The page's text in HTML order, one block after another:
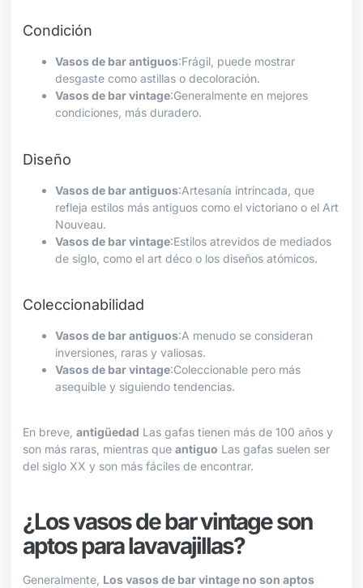
Condición
Vasos de bar antiguos:Frágil, puede mostrar
desgaste como astillas o decoloración.
Vasos de bar vintage:Generalmente en mejores
condiciones, más duradero.
Diseño
Vasos de bar antiguos:Artesanía intrincada, que
refleja estilos más antiguos como el victoriano o el Art
Nouveau.
Vasos de bar vintage:Estilos atrevidos de mediados
de siglo, como el art déco o los diseños atómicos.
Coleccionabilidad
Vasos de bar antiguos:A menudo se consideran
inversiones, raras y valiosas.
Vasos de bar vintage:Coleccionable pero más
asequible y siguiendo tendencias.
En breve, antigüedad Las gafas tienen más de 100 años y
son más raras, mientras que antiguo Las gafas suelen ser
del siglo XX y son más fáciles de encontrar.
¿Los vasos de bar vintage son
aptos para lavavajillas?
Generalmente, Los vasos de bar vintage no son aptos